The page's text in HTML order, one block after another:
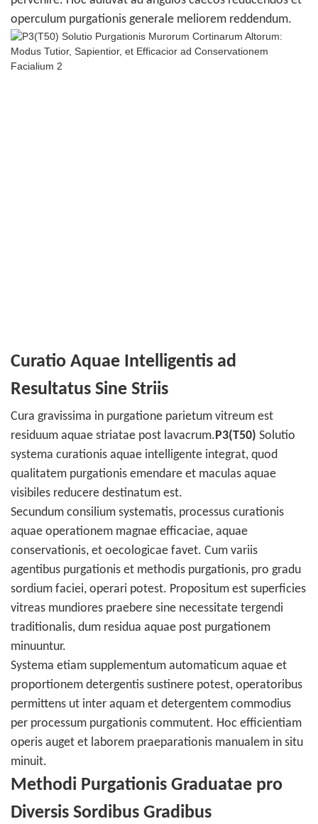
operculum purgationis generale meliorem reddendum.
Curatio Aquae Intelligentis ad
Resultatus Sine Striis
Cura gravissima in purgatione parietum vitreum est
residuum aquae striatae post lavacrum.P3(T50) Solutio
systema curationis aquae intelligente integrat, quod
qualitatem purgationis emendare et maculas aquae
visibiles reducere destinatum est.
Secundum consilium systematis, processus curationis
aquae operationem magnae efficaciae, aquae
conservationis, et oecologicae favet. Cum variis
agentibus purgationis et methodis purgationis, pro gradu
sordium faciei, operari potest. Propositum est superficies
vitreas mundiores praebere sine necessitate tergendi
traditionalis, dum residua aquae post purgationem
minuuntur.
Systema etiam supplementum automaticum aquae et
proportionem detergentis sustinere potest, operatoribus
permittens ut inter aquam et detergentem commodius
per processum purgationis commutent. Hoc efficientiam
operis auget et laborem praeparationis manualem in situ
minuit.
Methodi Purgationis Graduatae pro
Diversis Sordibus Gradibus